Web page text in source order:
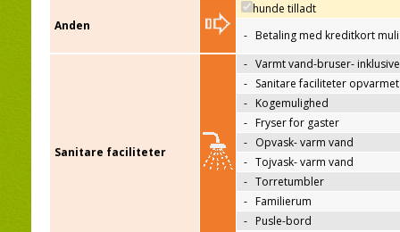
Anden
hunde tilladt
- Betaling med kreditkort
Sanitare faciliteter
- Varmt vand-bruser- inklusive
- Sanitare faciliteter opvarmet
- Kogemulighed
- Fryser for gaster
- Opvask- varm vand
- Tojvask- varm vand
- Torretumbler
- Familierum
- Pusle-bord